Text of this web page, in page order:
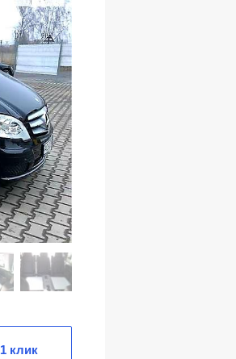
клик